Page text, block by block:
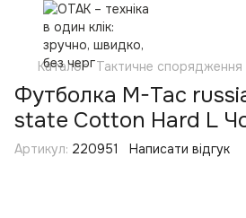
Каталог Тактичне спорядження
Футболка M-Tac
state Cotton Hard L
Артикул: 220951 Написати відгук